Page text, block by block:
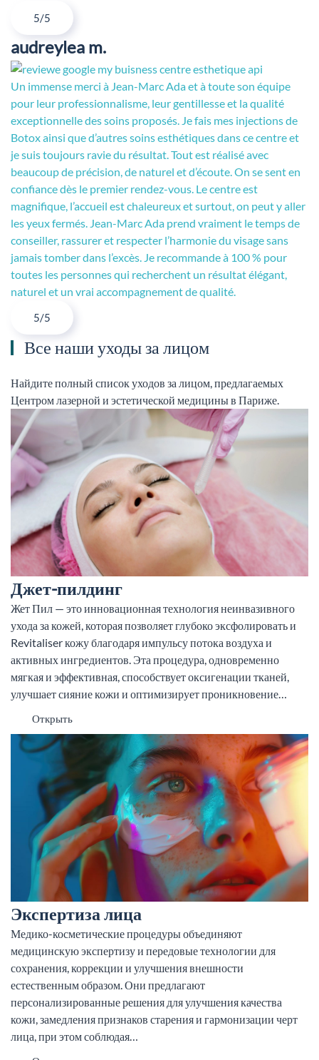
5/5
audreylea m.
Un immense merci à Jean-Marc Ada et à toute son équipe
pour leur professionnalisme, leur gentillesse et la qualité
exceptionnelle des soins proposés. Je fais mes injections de
Botox ainsi que d’autres soins esthétiques dans ce centre et
je suis toujours ravie du résultat. Tout est réalisé avec
beaucoup de précision, de naturel et d’écoute. On se sent en
confiance dès le premier rendez-vous. Le centre est
magnifique, l’accueil est chaleureux et surtout, on peut y aller
les yeux fermés. Jean-Marc Ada prend vraiment le temps de
conseiller, rassurer et respecter l’harmonie du visage sans
jamais tomber dans l’excès. Je recommande à 100 % pour
toutes les personnes qui recherchent un résultat élégant,
naturel et un vrai accompagnement de qualité.
5/5
Все наши уходы за лицом
Найдите полный список уходов за лицом, предлагаемых
Центром лазерной и эстетической медицины в Париже.
Джет-пилдинг
Жет Пил — это инновационная технология неинвазивного
ухода за кожей, которая позволяет глубоко эксфолировать и
Revitaliser кожу благодаря импульсу потока воздуха и
активных ингредиентов. Эта процедура, одновременно
мягкая и эффективная, способствует оксигенации тканей,
улучшает сияние кожи и оптимизирует проникновение…
Открыть
Экспертиза лица
Медико-косметические процедуры объединяют
медицинскую экспертизу и передовые технологии для
сохранения, коррекции и улучшения внешности
естественным образом. Они предлагают
персонализированные решения для улучшения качества
кожи, замедления признаков старения и гармонизации черт
лица, при этом соблюдая…